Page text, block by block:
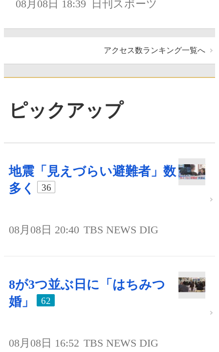
08月08日 18:39 日刊スポーツ
アクセス数ランキング一覧へ
ピックアップ
地震「見えづらい避難者」数
多く
36
08月08日 20:40 TBS NEWS DIG
8が3つ並ぶ日に「はちみつ
婚」
62
08月08日 16:52 TBS NEWS DIG